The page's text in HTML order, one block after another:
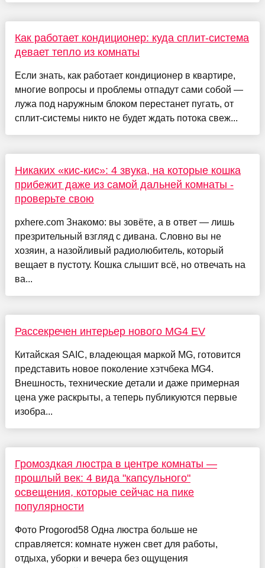
Как работает кондиционер: куда сплит-система
девает тепло из комнаты
Если знать, как работает кондиционер в квартире,
многие вопросы и проблемы отпадут сами собой —
лужа под наружным блоком перестанет пугать, от
сплит-системы никто не будет ждать потока свеж...
Никаких «кис-кис»: 4 звука, на которые кошка
прибежит даже из самой дальней комнаты -
проверьте свою
pxhere.com Знакомо: вы зовёте, а в ответ — лишь
презрительный взгляд с дивана. Словно вы не
хозяин, а назойливый радиолюбитель, который
вещает в пустоту. Кошка слышит всё, но отвечать на
ва...
Рассекречен интерьер нового MG4 EV
Китайская SAIC, владеющая маркой MG, готовится
представить новое поколение хэтчбека MG4.
Внешность, технические детали и даже примерная
цена уже раскрыты, а теперь публикуются первые
изобра...
Громоздкая люстра в центре комнаты —
прошлый век: 4 вида "капсульного"
освещения, которые сейчас на пике
популярности
Фото Progorod58 Одна люстра больше не
справляется: комнате нужен свет для работы,
отдыха, уборки и вечера без ощущения